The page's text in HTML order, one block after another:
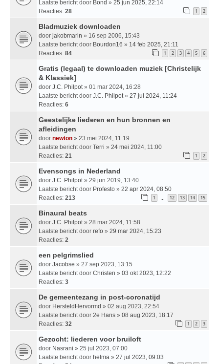
Laatste bericht door Bond » 25 jun 2025, 22:14
Reacties: 28 1 2
Bladmuziek downloaden
door jakobmarin » 16 sep 2006, 15:43
Laatste bericht door Bourdon16 » 14 feb 2025, 21:11
Reacties: 84 1 2 3 4 5 6
Gratis (legaal) te downloaden muziek [Christelijk
& Klassiek]
door J.C. Philpot » 01 mar 2024, 16:28
Laatste bericht door J.C. Philpot » 27 jul 2024, 11:24
Reacties: 6
Geestelijke liederen en hun bronnen en
afleidingen
door newton » 23 mei 2024, 11:19
Laatste bericht door Terri » 24 mei 2024, 11:00
Reacties: 21 1 2
Evensongs in Nederland
door J.C. Philpot » 29 jun 2019, 13:40
Laatste bericht door Profesto » 22 apr 2024, 08:50
Reacties: 213 1 … 12 13 14 15
Binaural beats
door J.C. Philpot » 28 mar 2024, 11:58
Laatste bericht door refo » 29 mar 2024, 15:23
Reacties: 2
een pelgrimslied
door Jacobse » 27 sep 2023, 13:15
Laatste bericht door Christen » 03 okt 2023, 12:22
Reacties: 3
De gemeentezang in post-coronatijd
door HersteldHervormd » 02 aug 2023, 22:54
Laatste bericht door 2e Hans » 08 aug 2023, 18:17
Reacties: 32 1 2 3
Gezocht: liederen voor bruiloft
door Nasrani » 25 jul 2023, 07:00
Laatste bericht door helma » 27 jul 2023, 09:03